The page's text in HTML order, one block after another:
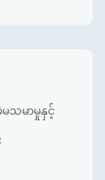
သမာမှုနှင့်